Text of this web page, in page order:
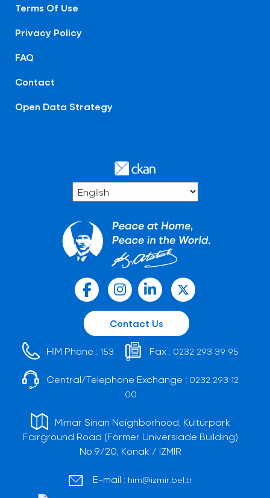
Terms Of Use
Privacy Policy
FAQ
Contact
Open Data Strategy
Contact Us
HIM Phone : 153 Fax : 0232 293 39 95
Central/Telephone Exchange : 0232 293 12
00
Mimar Sinan Neighborhood, Kültürpark
Fairground Road (Former Universiade Building)
No:9/20, Konak / İZMİR
E-mail : him@izmir.bel.tr